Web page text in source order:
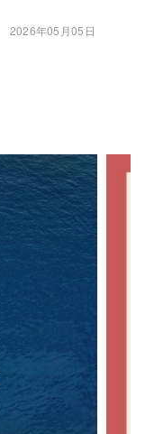
2026年05月05日